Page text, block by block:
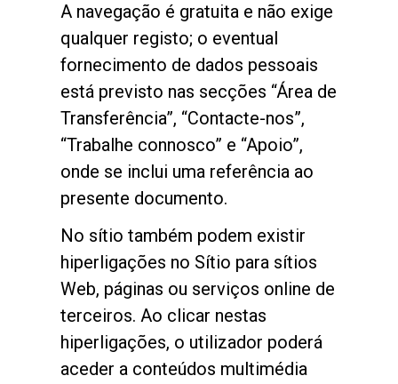
A navegação é gratuita e não exige
qualquer registo; o eventual
fornecimento de dados pessoais
está previsto nas secções “Área de
Transferência”, “Contacte-nos”,
“Trabalhe connosco” e “Apoio”,
onde se inclui uma referência ao
presente documento.
No sítio também podem existir
hiperligações no Sítio para sítios
Web, páginas ou serviços online de
terceiros. Ao clicar nestas
hiperligações, o utilizador poderá
aceder a conteúdos multimédia
Sustentabilidade
Connect
Contacte-nos
Política de Privacidade